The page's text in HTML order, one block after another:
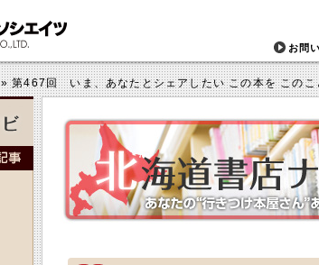
お問
第467回 いま、あなたとシェアしたい この本を このこ